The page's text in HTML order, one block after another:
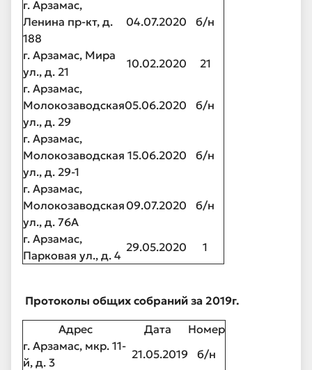
г. Арзамас,
Ленина пр-кт, д.
188
04.07.2020 б/н
г. Арзамас, Мира
ул., д. 21
10.02.2020
21
г. Арзамас,
Молокозаводская
ул., д. 29
05.06.2020 б/н
г. Арзамас,
Молокозаводская
ул., д. 29-1
15.06.2020 б/н
г. Арзамас,
Молокозаводская
ул., д. 76А
09.07.2020 б/н
г. Арзамас,
Парковая ул., д. 4
29.05.2020 1
Протоколы общих собраний за 2019г.
Адрес Дата
Номер
г. Арзамас, мкр. 11-
й, д. 3
21.05.2019
б/н